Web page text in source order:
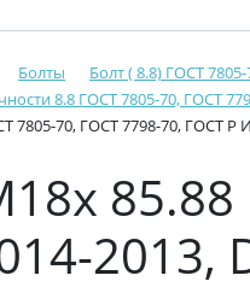
Болты
Болт ( 8.8) ГОСТ
8.8 ГОСТ 7805-70, ГОСТ
7805-70, ГОСТ 7798-70, ГОСТ Р
2013,